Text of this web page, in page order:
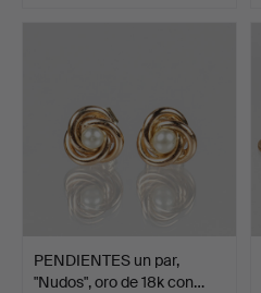
PENDIENTES un par,
"Nudos", oro de 18k con…